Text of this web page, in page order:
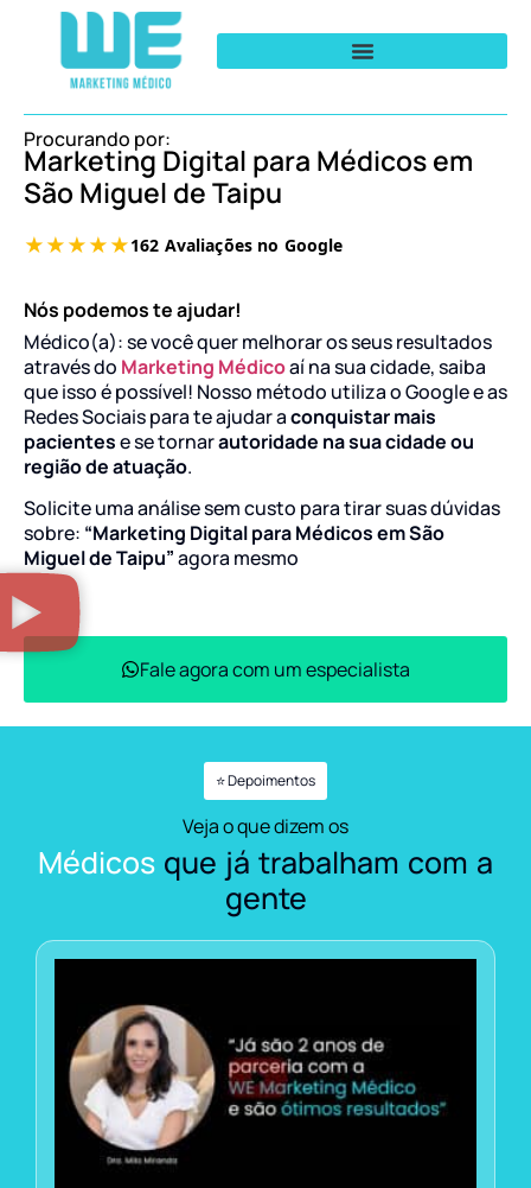
Procurando por:
Marketing Digital para Médicos em
São Miguel de Taipu
Nós podemos te ajudar!
Médico(a): se você quer melhorar os seus resultados
através do Marketing Médicoaí na sua cidade, saiba
que isso é possível! Nosso método utiliza o Google e as
Redes Sociais para te ajudar aconquistar mais
pacientese se tornarautoridade na sua cidade ou
região de atuação.
Solicite uma análise sem custo para tirar suas dúvidas
sobre: “Marketing Digital para Médicos em São
Miguel de Taipu”agora mesmo
Fale agora com um especialista
⭐ Depoimentos
Veja o que dizem os
Médicos que já trabalham com a
gente